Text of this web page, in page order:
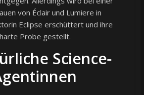
von Éclair und Lumiere in
Eclipse erschüttert und ihre
Probe gestellt.
Science-